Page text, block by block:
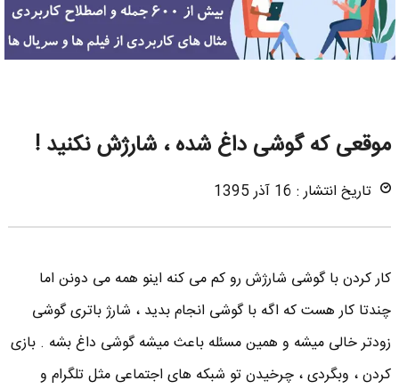
موقعی که گوشی داغ شده ، شارژش نکنید !
تاریخ انتشار : 16 آذر 1395
کار کردن با گوشی شارژش رو کم می کنه اینو همه می دونن اما
چندتا کار هست که اگه با گوشی انجام بدید ، شارژ باتری گوشی
زودتر خالی میشه و همین مسئله باعث میشه گوشی داغ بشه . بازی
کردن ، وبگردی ، چرخیدن تو شبکه های اجتماعی مثل تلگرام و